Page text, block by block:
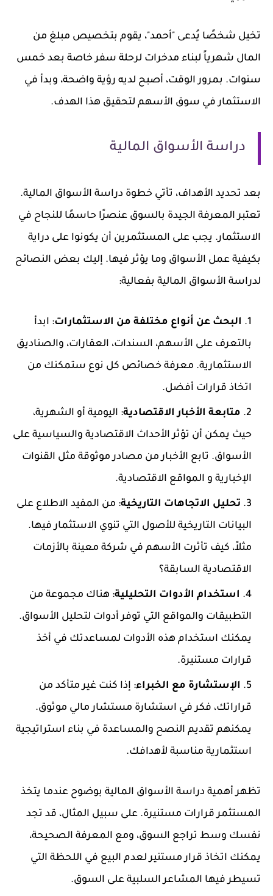
تخيل شخصًا يُدعى "أحمد"، يقوم بتخصيص مبلغ من
المال شهرياً لبناء مدخرات لرحلة سفر خاصة بعد خمس
سنوات. بمرور الوقت، أصبح لديه رؤية واضحة، وبدأ في
الاستثمار في سوق الأسهم لتحقيق هذا الهدف.
دراسة الأسواق المالية
بعد تحديد الأهداف، تأتي خطوة دراسة الأسواق المالية.
تعتبر المعرفة الجيدة بالسوق عنصرًا حاسمًا للنجاح في
الاستثمار. يجب على المستثمرين أن يكونوا على دراية
بكيفية عمل الأسواق وما يؤثر فيها. إليك بعض النصائح
لدراسة الأسواق المالية بفعالية:
البحث عن أنواع مختلفة من الاستثمارات: ابدأ
بالتعرف على الأسهم، السندات، العقارات، والصناديق
الاستثمارية. معرفة خصائص كل نوع ستمكنك من
اتخاذ قرارات أفضل.
متابعة الأخبار الاقتصادية: اليومية أو الشهرية،
حيث يمكن أن تؤثر الأحداث الاقتصادية والسياسية على
الأسواق. تابع الأخبار من مصادر موثوقة مثل القنوات
الإخبارية و المواقع الاقتصادية.
تحليل الاتجاهات التاريخية: من المفيد الاطلاع على
البيانات التاريخية للأصول التي تنوي الاستثمار فيها.
مثلاً، كيف تأثرت الأسهم في شركة معينة بالأزمات
الاقتصادية السابقة؟
استخدام الأدوات التحليلية: هناك مجموعة من
التطبيقات والمواقع التي توفر أدوات لتحليل الأسواق.
يمكنك استخدام هذه الأدوات لمساعدتك في أخذ
قرارات مستنيرة.
الإستشارة مع الخبراء: إذا كنت غير متأكد من
قراراتك، فكر في استشارة مستشار مالي موثوق.
يمكنهم تقديم النصح والمساعدة في بناء استراتيجية
استثمارية مناسبة لأهدافك.
تظهر أهمية دراسة الأسواق المالية بوضوح عندما يتخذ
المستثمر قرارات مستنيرة. على سبيل المثال، قد تجد
نفسك وسط تراجع السوق، ومع المعرفة الصحيحة،
يمكنك اتخاذ قرار مستنير لعدم البيع في اللحظة التي
تسيطر فيها المشاعر السلبية على السوق.